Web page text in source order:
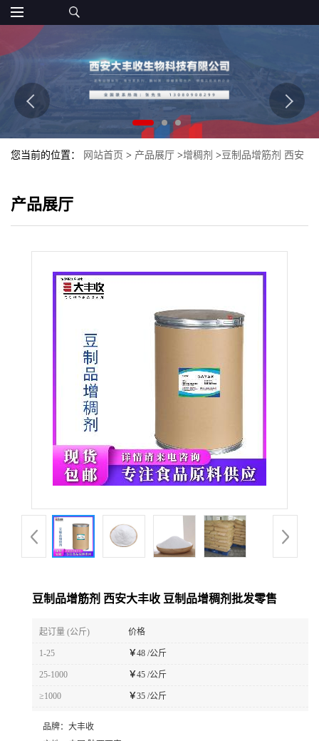
您当前的位置： 网站首页 > 产品展厅 >增稠剂 >豆制品增筋剂 西安
产品展厅
豆制品增筋剂 西安大丰收 豆制品增稠剂批发零售
起订量 (公斤) 价格
1-25 ￥48 /公斤
25-1000 ￥45 /公斤
≥1000 ￥35 /公斤
品牌： 大丰收